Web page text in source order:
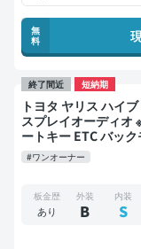
無
料
終了間近 短納期
トヨタ ヤリス ハイブリッドZ 禁煙車 整
スプレイオーディオ
ートキー ETC バッ
減#ワンオーナー
板金歴
あり
外装
B
内装
S